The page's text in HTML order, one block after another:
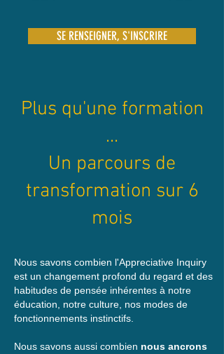
SE RENSEIGNER, S'INSCRIRE
Plus qu'une formation
...
Un parcours de
transformation sur 6
mois
Nous savons combien l'Appreciative Inquiry
est un changement profond du regard et des
habitudes de pensée inhérentes à notre
éducation, notre culture, nos modes de
fonctionnements instinctifs.
Nous savons aussi combien nous ancrons